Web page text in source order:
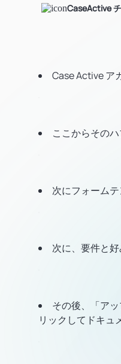
CaseActive
Case Active ア
ここからその
次にフォーム
次に、要件と
その後、「ア
リックしてドキュ